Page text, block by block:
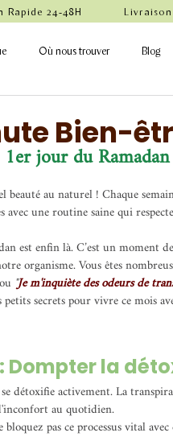
Rapide 24-48H
Où nous trouver Blog
Bien-
jour du Ramadan
beauté au naturel ! Chaque
avec une routine saine qui
est enfin là. C’est un moment
organisme. Vous êtes
ou "Je m'inquiète des odeurs de
petits secrets pour vivre ce
Dompter la
se détoxifie activement. La
au quotidien.
bloquez pas ce processus vital